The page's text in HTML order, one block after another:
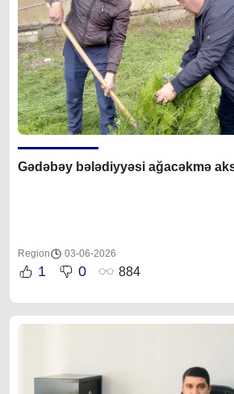
Gədəbəy bələdiyyəsi ağacəkmə
Region 03-06-2026
1 0 884